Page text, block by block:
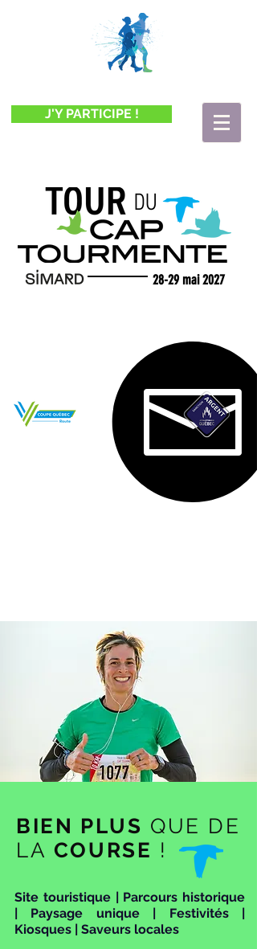
J'Y PARTICIPE !
28-29 mai 2027
BIEN PLUS QUE DE
LA COURSE !
Site touristique | Parcours historique
| Paysage unique | Festivités |
Kiosques | Saveurs locales